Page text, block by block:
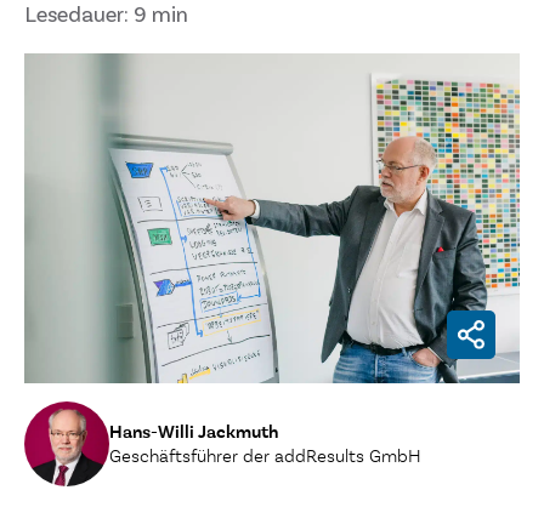
Lesedauer: 9 min
Hans-Willi Jackmuth
Geschäftsführer der addResults GmbH